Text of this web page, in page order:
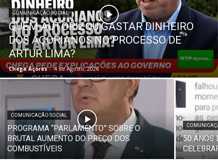
COMUNICAÇÃO SOCIAL
QUEM AUTORIZOU GASTAR DINHEIRO
DOS AÇORIANOS NO PROCESSO DE
ARTUR LIMA?
Chega Açores - 4 de Agosto, 2026
COMUNICAÇÃO SOCIAL
PROGRAMA “PARLAMENTO” SOBRE O
BRUTAL AUMENTO DO PREÇO DOS
COMBUSTÍVEIS
50 ANOS